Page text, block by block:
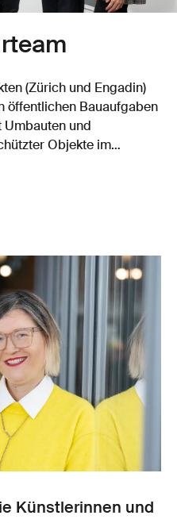
(Zürich und Engadin)
öffentlichen Bauaufgaben
und
Objekte im
Künstlerinnen und